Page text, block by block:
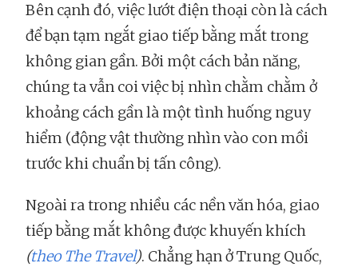
Bên cạnh đó, việc lướt điện thoại còn là cách
để bạn tạm ngắt giao tiếp bằng mắt trong
không gian gần. Bởi một cách bản năng,
chúng ta vẫn coi việc bị nhìn chằm chằm ở
khoảng cách gần là một tình huống nguy
hiểm (động vật thường nhìn vào con mồi
trước khi chuẩn bị tấn công).
Ngoài ra trong nhiều các nền văn hóa, giao
tiếp bằng mắt không được khuyến khích
(theo The Travel). Chẳng hạn ở Trung Quốc,